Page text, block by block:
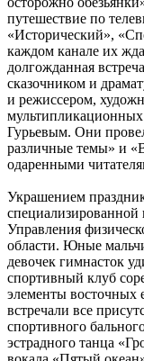
путешествие по
«Исторический»,
каждом канале их
долгожданная
сказочником и
и режиссером,
Гурьевым. Они
различные темы» и
одаренными
Украшением
Управления
области. Юные
девочек гимнасток
спортивный клуб
элементы восточных
встречали все
спортивного
эстрадного танца